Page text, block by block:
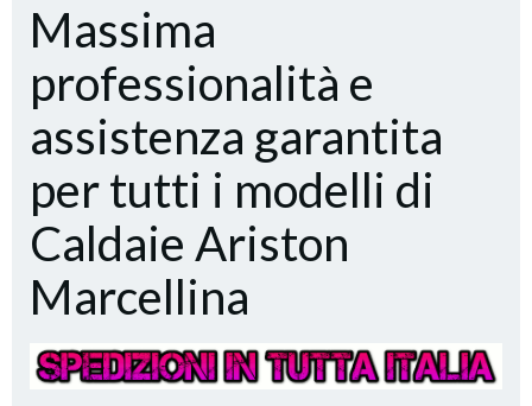
Massima
professionalità e
assistenza garantita
per tutti i modelli di
Caldaie Ariston
Marcellina